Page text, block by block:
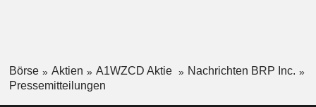
Börse Aktien A1WZCD Aktie
Nachrichten BRP Inc.
Pressemitteilungen